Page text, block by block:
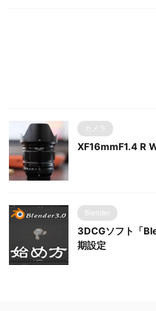
カメラ
XF16mmF1.4 R
Blender
3DCGソフト「
期設定